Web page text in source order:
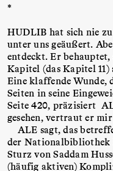
*
HUDLIB hat sich nie
unter uns geäußert.
entdeckt. Er behauptet,
Kapitel (das Kapitel 11)
Eine klaffende Wunde,
Seiten in seine
Seite 420, präzisiert
gesehen, vertraut er mir
ALE sagt, das
der Nationalbibliothek
Sturz von Saddam
(häufig aktiven)